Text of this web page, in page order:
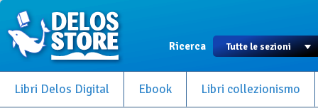
Ricerca
Libri Delos Digital Ebook Libri collezionismo